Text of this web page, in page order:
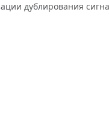
дублирования